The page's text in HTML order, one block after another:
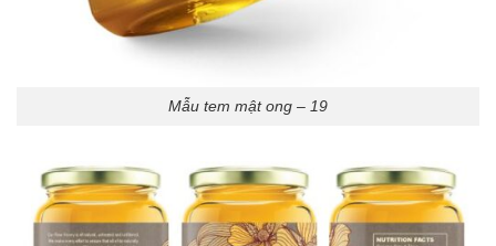
Mẫu tem mật ong – 19